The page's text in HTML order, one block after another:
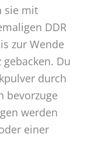
sie mit
DDR
zur Wende
Du
durch
bevorzuge
werden
einer